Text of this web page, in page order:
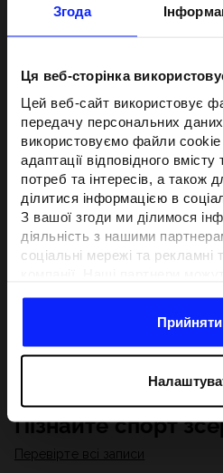
Згода
Ця веб-сторінка
Цей веб-сайт використовує
передачу персональних
використовуємо файли cookie
адаптації відповідного
потреб та інтересів, а також
ділитися інформацією в
З вашої згоди ми ділимося
діяльність з нашими
соціальні мережі та рекламні
отримують у результаті
послуг.З вашої згоди ми
з метою націлювання та
відповідної онлайн-реклами,
відповідності вмісту та
пропонують наші партнери
мережі). Детальну
Пізнайте спорт
Перевірте всі записи